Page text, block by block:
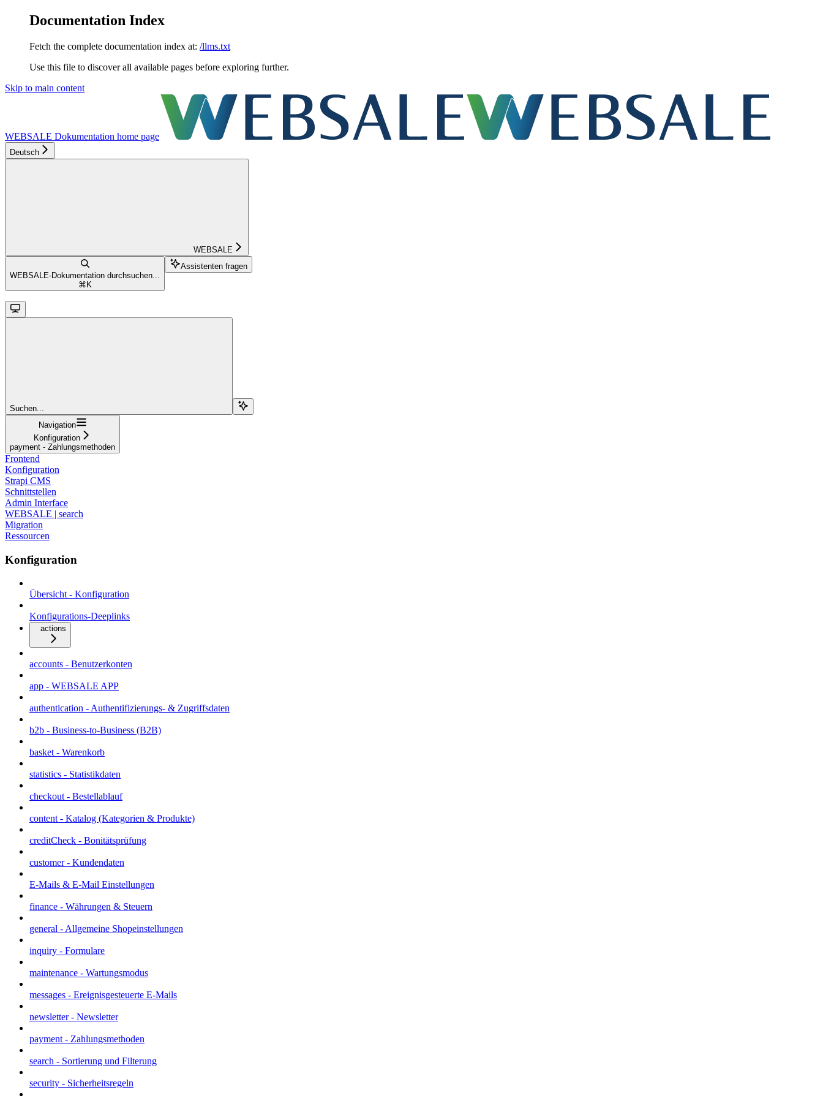
Documentation Index
Fetch the complete documentation index at: /llms.txt
Use this file to discover all available pages before exploring further.
Skip to main content
WEBSALE Dokumentation home page
Deutsch
WEBSALE
WEBSALE-Dokumentation durchsuchen...
⌘ K
Assistenten fragen
Suchen...
Navigation
Konfiguration
payment - Zahlungsmethoden
Frontend
Konfiguration
Strapi CMS
Schnittstellen
Admin Interface
WEBSALE | search
Migration
Ressourcen
Konfiguration
Übersicht - Konfiguration
Konfigurations-Deeplinks
actions
accounts - Benutzerkonten
app - WEBSALE APP
authentication - Authentifizierungs- & Zugriffsdaten
b2b - Business-to-Business (B2B)
basket - Warenkorb
statistics - Statistikdaten
checkout - Bestellablauf
content - Katalog (Kategorien & Produkte)
creditCheck - Bonitätsprüfung
customer - Kundendaten
E-Mails & E-Mail Einstellungen
finance - Währungen & Steuern
general - Allgemeine Shopeinstellungen
inquiry - Formulare
maintenance - Wartungsmodus
messages - Ereignisgesteuerte E-Mails
newsletter - Newsletter
payment - Zahlungsmethoden
search - Sortierung und Filterung
security - Sicherheitsregeln